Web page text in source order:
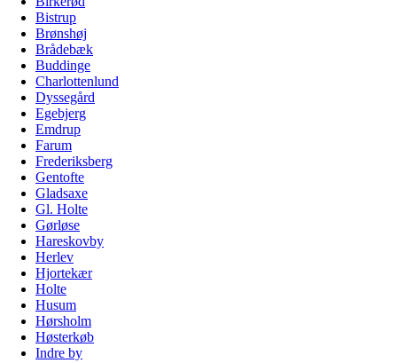
Bistrup
Brønshøj
Brådebæk
Buddinge
Charlottenlund
Dyssegård
Egebjerg
Emdrup
Farum
Frederiksberg
Gentofte
Gladsaxe
Gl. Holte
Gørløse
Hareskovby
Herlev
Hjortekær
Holte
Husum
Hørsholm
Høsterkøb
Indre by